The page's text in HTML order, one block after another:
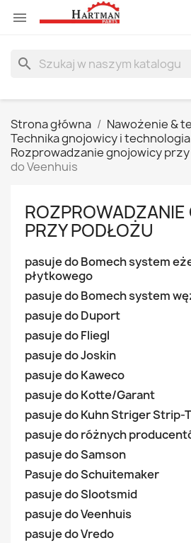

search
Strona główna
Nawożenie &
Technika gnojowicy i
Rozprowadzanie gnojowicy przy
do Veenhuis
PRZY PODŁOŻU
pasuje do Bomech system
płytkowego
pasuje do Bomech system
pasuje do Duport
pasuje do Fliegl
pasuje do Joskin
pasuje do Kaweco
pasuje do Kotte/Garant
pasuje do Kuhn Striger Strip-
pasuje do różnych
pasuje do Samson
Pasuje do Schuitemaker
pasuje do Slootsmid
pasuje do Veenhuis
pasuje do Vredo